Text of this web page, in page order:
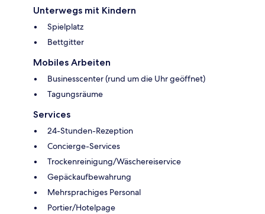
Unterwegs mit Kindern
Spielplatz
Bettgitter
Mobiles Arbeiten
Businesscenter (rund um die Uhr geöffnet)
Tagungsräume
Services
24-Stunden-Rezeption
Concierge-Services
Trockenreinigung/Wäschereiservice
Gepäckaufbewahrung
Mehrsprachiges Personal
Portier/Hotelpage